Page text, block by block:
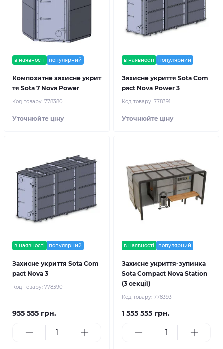
в наявності популярний
Композитне захисне укрит
тя Sota 7 Nova Power
Код товару: 778380
Уточнюйте ціну
в наявності популярний
Захисне укриття Sota Com
pact Nova Power 3
Код товару: 778391
Уточнюйте ціну
в наявності популярний
Захисне укриття Sota Com
pact Nova 3
Код товару: 778390
955 555 грн.
в наявності популярний
Захисне укриття-зупинка
Sota Compact Nova Station
(3 секції)
Код товару: 778393
1 555 555 грн.